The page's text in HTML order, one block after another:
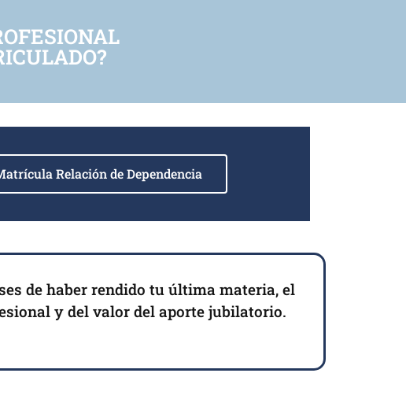
Relación de Dependencia
de haber rendido tu última materia, el
y del valor del aporte jubilatorio.